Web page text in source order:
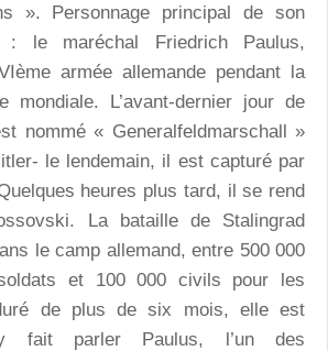
». Personnage principal de son
: le maréchal Friedrich Paulus,
armée allemande pendant la
mondiale. L’avant-dernier jour de
nommé « Generalfeldmarschall »
le lendemain, il est capturé par
heures plus tard, il se rend
La bataille de Stalingrad
le camp allemand, entre 500 000
et 100 000 civils pour les
de plus de six mois, elle est
fait parler Paulus, l’un des